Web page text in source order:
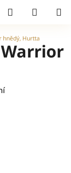
Hledat
hnědý, Hurtta